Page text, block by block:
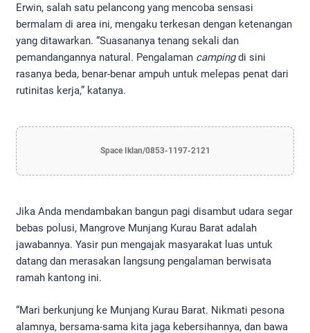
​Erwin, salah satu pelancong yang mencoba sensasi
bermalam di area ini, mengaku terkesan dengan ketenangan
yang ditawarkan. “Suasananya tenang sekali dan
pemandangannya natural. Pengalaman campingdi sini
rasanya beda, benar-benar ampuh untuk melepas penat dari
rutinitas kerja,” katanya.
Space Iklan/0853-1197-2121
​Jika Anda mendambakan bangun pagi disambut udara segar
bebas polusi, Mangrove Munjang Kurau Barat adalah
jawabannya. Yasir pun mengajak masyarakat luas untuk
datang dan merasakan langsung pengalaman berwisata
ramah kantong ini.
​“Mari berkunjung ke Munjang Kurau Barat. Nikmati pesona
alamnya, bersama-sama kita jaga kebersihannya, dan bawa